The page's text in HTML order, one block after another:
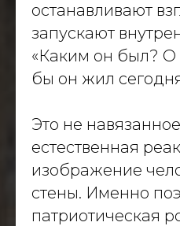
останавливают
запускают
«Каким он был?
бы он жил
Это не
естественная
изображение
стены. Именно
патриотическая